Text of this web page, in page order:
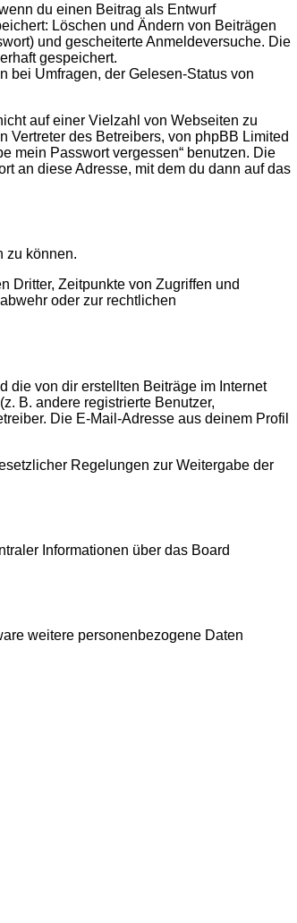
du einen Beitrag als Entwurf
Löschen und Ändern von Beiträgen
und gescheiterte Anmeldeversuche. Die
gespeichert.
bei Umfragen, der Gelesen-Status von
auf einer Vielzahl von Webseiten zu
Vertreter des Betreibers, von phpBB Limited
mein Passwort vergessen“ benutzen. Die
an diese Adresse, mit dem du dann auf das
zu können.
Dritter, Zeitpunkte von Zugriffen und
oder zur rechtlichen
die von dir erstellten Beiträge im Internet
B. andere registrierte Benutzer,
Die E-Mail-Adresse aus deinem Profil
Regelungen zur Weitergabe der
Informationen über das Board
weitere personenbezogene Daten